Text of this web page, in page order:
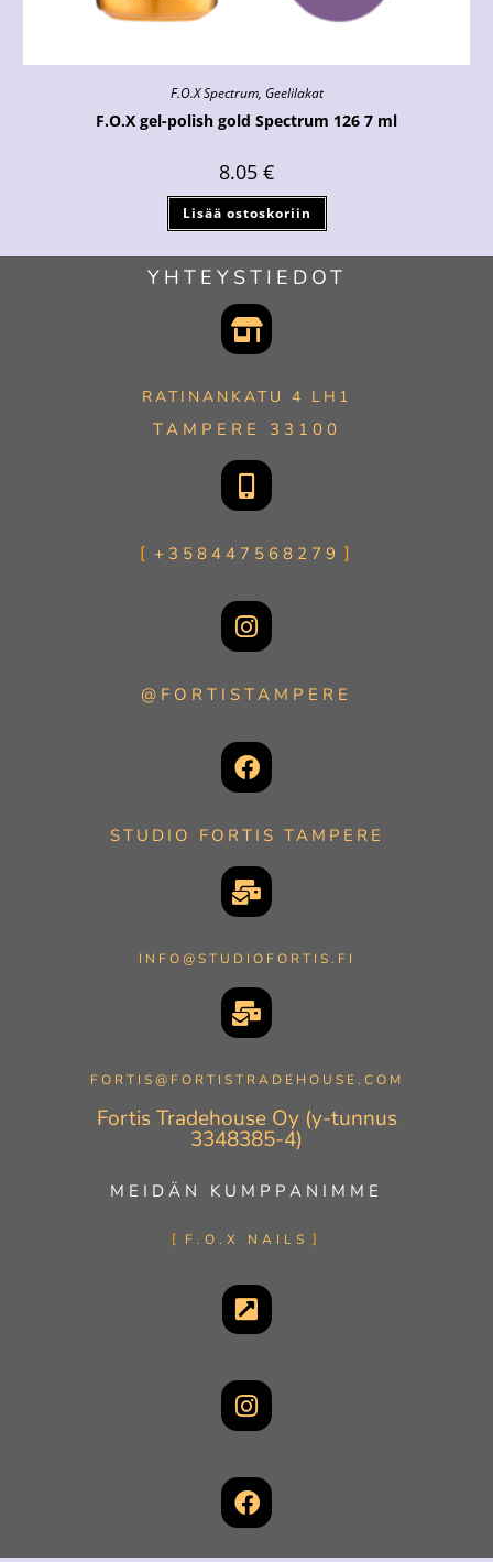
F.O.X Spectrum, Geelilakat
F.O.X gel-polish gold Spectrum 126 7 ml
8.05 €
Lisää ostoskoriin
YHTEYSTIEDOT
RATINANKATU 4 LH1
TAMPERE 33100
+358447568279
@FORTISTAMPERE
STUDIO FORTIS TAMPERE
INFO@STUDIOFORTIS.FI
FORTIS@FORTISTRADEHOUSE.COM
Fortis Tradehouse Oy (y-tunnus
3348385-4)
MEIDÄN KUMPPANIMME
F.O.X NAILS